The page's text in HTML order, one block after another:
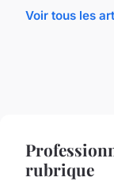
Voir tous les
rubrique